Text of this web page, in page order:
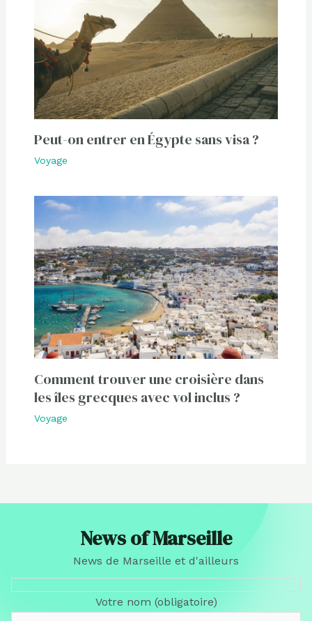
Peut-on entrer en Égypte sans visa ?
Voyage
Comment trouver une croisière dans
les îles grecques avec vol inclus ?
Voyage
News of Marseille
News de Marseille et d'ailleurs
Votre nom (obligatoire)